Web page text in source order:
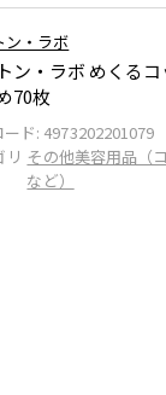
ン・ラボ
ン・ラボ めくる
70枚
ド: 4973202201079
リ その他美容用品（
など）